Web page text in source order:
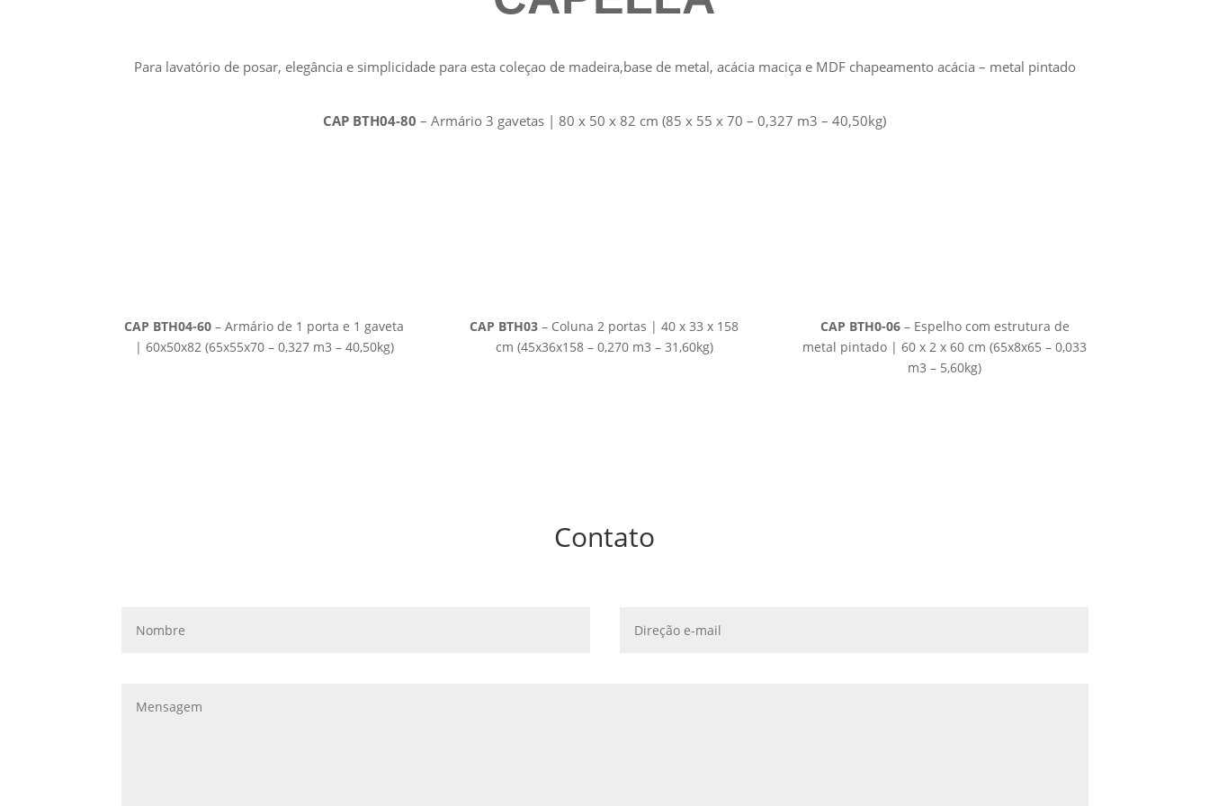
Para lavatório de posar, elegância e simplicidade para esta coleçao de madeira,base de metal, acácia maciça e MDF chapeamento acácia – metal pintado
CAP BTH04-80 – Armário 3 gavetas | 80 x 50 x 82 cm (85 x 55 x 70 – 0,327 m3 – 40,50kg)
CAP BTH04-60 – Armário de 1 porta e 1 gaveta
| 60x50x82 (65x55x70 – 0,327 m3 – 40,50kg)
CAP BTH03 – Coluna 2 portas | 40 x 33 x 158
cm (45x36x158 – 0,270 m3 – 31,60kg)
CAP BTH0-06– Espelho com estrutura de
metal pintado | 60 x 2 x 60 cm (65x8x65 – 0,033
m3 – 5,60kg)
Contato